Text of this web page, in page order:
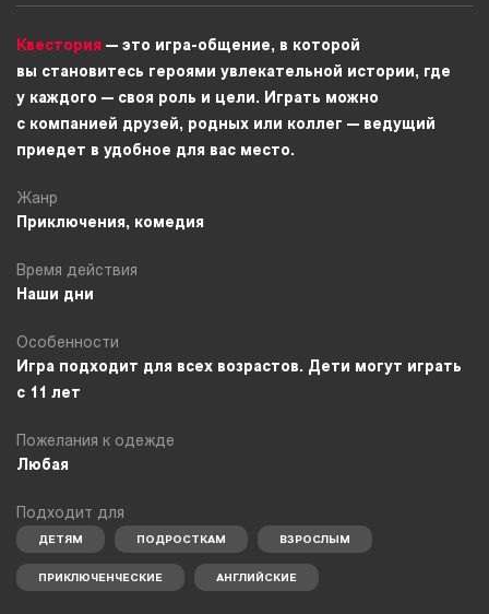
Квестория — это игра-общение, в которой
вы становитесь героями увлекательной истории, где
у каждого — своя роль и цели. Играть можно
с компанией друзей, родных или коллег — ведущий
приедет в удобное для вас место.
Жанр
Приключения, комедия
Время действия
Наши дни
Особенности
Игра подходит для всех возрастов. Дети могут играть
с 11 лет
Пожелания к одежде
Любая
Подходит для
ДЕТЯМ ПОДРОСТКАМ ВЗРОСЛЫМ
ПРИКЛЮЧЕНЧЕСКИЕ АНГЛИЙСКИЕ